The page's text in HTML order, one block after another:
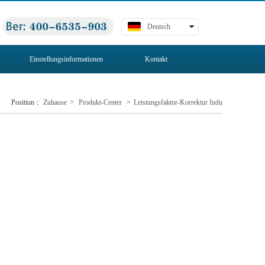
Deutsch
English
日本語
Einstellungsinformationen Kontakt
Position： Zuhause > Produkt-Center > Leistungsfaktor-Korrektur Indu